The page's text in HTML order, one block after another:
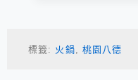
標籤: 火鍋, 桃園八德